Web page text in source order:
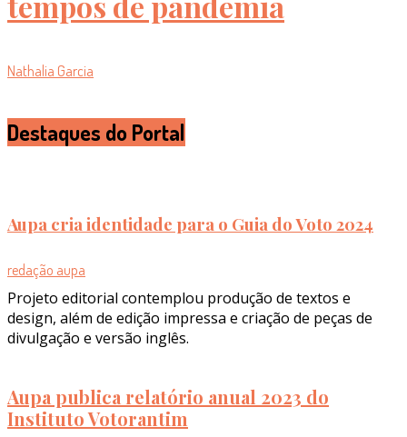
Nathalia Garcia
Destaques do Portal
Aupa cria identidade para o Guia do Voto 2024
redação aupa
Projeto editorial contemplou produção de textos e
design, além de edição impressa e criação de peças de
divulgação e versão inglês.
Aupa publica relatório anual 2023 do
Instituto Votorantim